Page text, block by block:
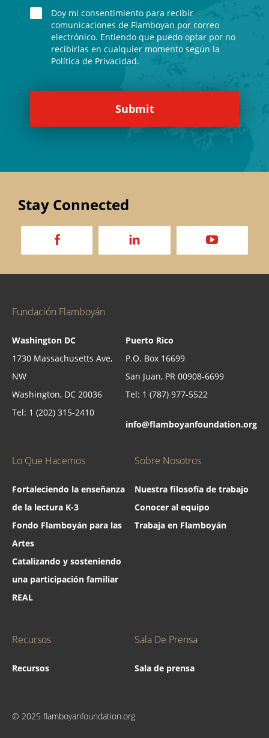
Fundación Flamboyán
Washington DC
1730 Massachusetts Ave,
NW
Washington, DC 20036
Tel: 1 (202) 315-2410
Puerto Rico
P.O. Box 16699
San Juan, PR 00908-6699
Tel: 1 (787) 977-5522
info@flamboyanfoundation.org
Lo Que Hacemos
Fortaleciendo la enseñanza
de la lectura K-3
Fondo Flamboyán para las
Artes
Catalizando y sosteniendo
una participación familiar
REAL
Sobre Nosotros
Nuestra filosofía de trabajo
Conocer al equipo
Trabaja en Flamboyán
Recursos
Recursos
Sala De Prensa
Sala de prensa
© 2025 flamboyanfoundation.org
Doy mi consentimiento para recibir
comunicaciones de Flamboyan por correo
electrónico. Entiendo que puedo optar por no
recibirlas en cualquier momento según la
Política de Privacidad.
Stay Connected
a d v